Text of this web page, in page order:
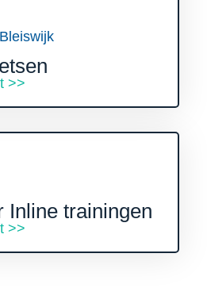
>>
Inline trainingen
>>